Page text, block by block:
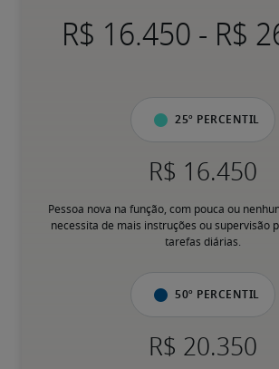
-
25º percentil
Pessoa nova na função, com pouca ou
necessita de mais instruções ou supervisão
tarefas diárias.
50º percentil